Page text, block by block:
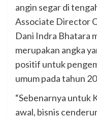
angin segar di
Associate Director
Dani Indra Bhatara
merupakan angka
positif untuk
umum pada tahun
“Sebenarnya untuk
awal, bisnis